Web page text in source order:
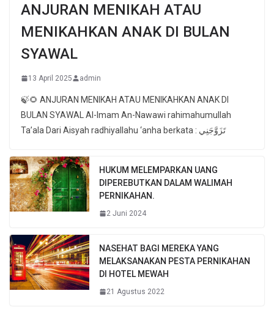
ANJURAN MENIKAH ATAU
MENIKAHKAN ANAK DI BULAN
SYAWAL
13 April 2025 admin
🍃🌻 ANJURAN MENIKAH ATAU MENIKAHKAN ANAK DI
BULAN SYAWAL Al-Imam An-Nawawi rahimahumullah
Ta’ala Dari Aisyah radhiyallahu ‘anha berkata : تَزَوَّجَنِي
HUKUM MELEMPARKAN UANG
DIPEREBUTKAN DALAM WALIMAH
PERNIKAHAN.
2 Juni 2024
NASEHAT BAGI MEREKA YANG
MELAKSANAKAN PESTA PERNIKAHAN
DI HOTEL MEWAH
21 Agustus 2022